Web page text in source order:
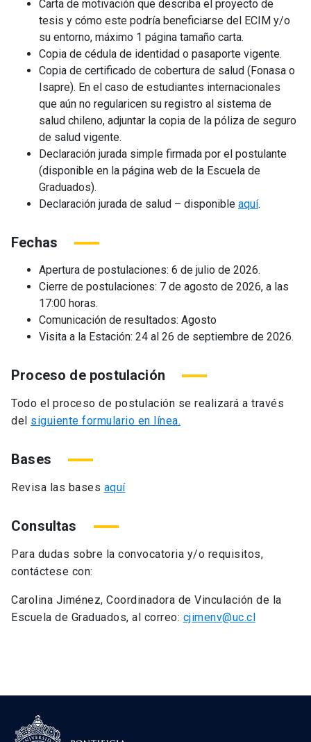
Carta de motivación que describa el proyecto de
tesis y cómo este podría beneficiarse del ECIM y/o
su entorno, máximo 1 página tamaño carta.
Copia de cédula de identidad o pasaporte vigente.
Copia de certificado de cobertura de salud (Fonasa o
Isapre). En el caso de estudiantes internacionales
que aún no regularicen su registro al sistema de
salud chileno, adjuntar la copia de la póliza de seguro
de salud vigente.
Declaración jurada simple firmada por el postulante
(disponible en la página web de la Escuela de
Graduados).
Declaración jurada de salud – disponible aquí.
Fechas
Apertura de postulaciones: 6 de julio de 2026.
Cierre de postulaciones: 7 de agosto de 2026, a las
17:00 horas.
Comunicación de resultados: Agosto
Visita a la Estación: 24 al 26 de septiembre de 2026.
Proceso de postulación
Todo el proceso de postulación se realizará a través
del siguiente formulario en línea.
Bases
Revisa las bases aquí
Consultas
Para dudas sobre la convocatoria y/o requisitos,
contáctese con:
Carolina Jiménez, Coordinadora de Vinculación de la
Escuela de Graduados, al correo: cjimenv@uc.cl